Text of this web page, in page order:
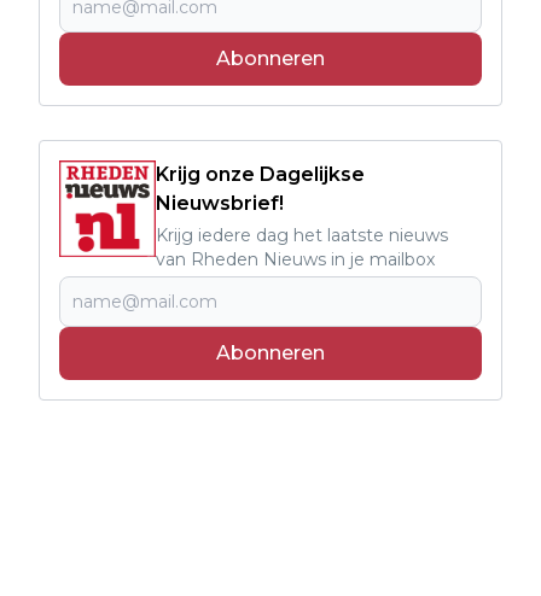
Abonneren
Krijg onze Dagelijkse
Nieuwsbrief!
Krijg iedere dag het laatste nieuws
van Rheden Nieuws in je mailbox
Abonneren